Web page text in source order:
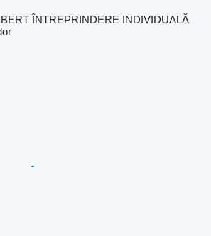
ÎNTREPRINDERE INDIVIDUALĂ